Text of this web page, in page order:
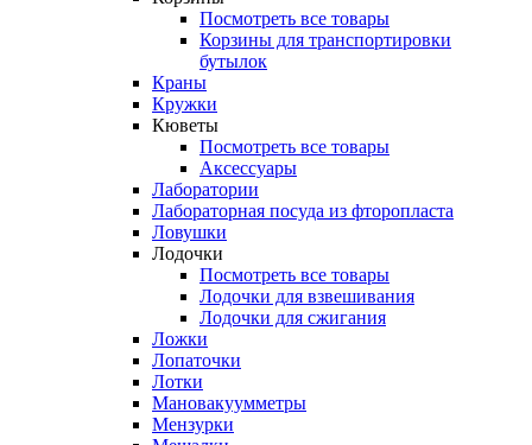
Посмотреть все товары
Корзины для транспортировки
бутылок
Краны
Кружки
Кюветы
Посмотреть все товары
Аксессуары
Лаборатории
Лабораторная посуда из фторопласта
Ловушки
Лодочки
Посмотреть все товары
Лодочки для взвешивания
Лодочки для сжигания
Ложки
Лопаточки
Лотки
Мановакуумметры
Мензурки